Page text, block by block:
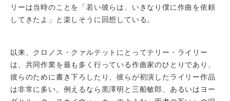
リーは当時のことを「若い彼らは、いきなり僕に作曲を依頼
してきたよ」と楽しそうに回想している。
以来、クロノス・クァルテットにとってテリー・ライリー
は、共同作業を最も多く行っている作曲家のひとりであり、
彼らのために書き下ろしたり、彼らが初演したライリー作品
は非常に多い。例えるなら黒澤明と三船敏郎、あるいはヨー